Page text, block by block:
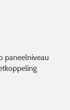
paneelniveau